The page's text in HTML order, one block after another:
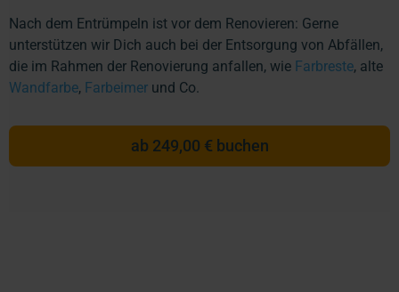
Nach dem Entrümpeln ist vor dem Renovieren: Gerne
unterstützen wir Dich auch bei der Entsorgung von Abfällen,
die im Rahmen der Renovierung anfallen, wie Farbreste, alte
Wandfarbe, Farbeimer und Co.
ab 249,00 € buchen